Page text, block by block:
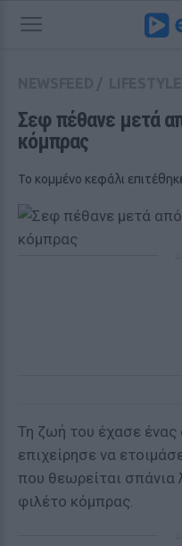
Σεφ πέθανε μετά
κόμπρας
Το κομμένο κεφάλι
Τη ζωή του έχασε ένας
επιχείρησε να
που θεωρείται σπάνια
φιλέτο κόμπρας.